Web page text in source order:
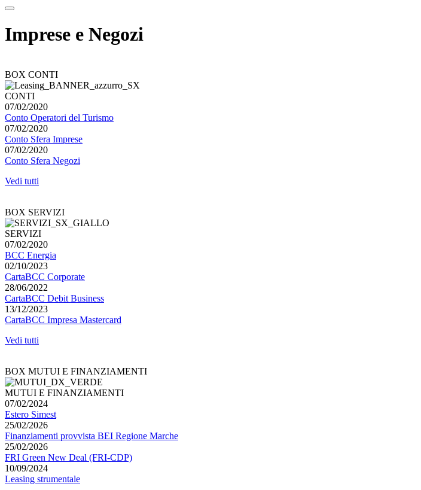
Imprese e Negozi
BOX CONTI
CONTI
07/02/2020
Conto Operatori del Turismo
07/02/2020
Conto Sfera Imprese
07/02/2020
Conto Sfera Negozi
Vedi tutti
BOX SERVIZI
SERVIZI
07/02/2020
BCC Energia
02/10/2023
CartaBCC Corporate
28/06/2022
CartaBCC Debit Business
13/12/2023
CartaBCC Impresa Mastercard
Vedi tutti
BOX MUTUI E FINANZIAMENTI
MUTUI E FINANZIAMENTI
07/02/2024
Estero Simest
25/02/2026
Finanziamenti provvista BEI Regione Marche
25/02/2026
FRI Green New Deal (FRI-CDP)
10/09/2024
Leasing strumentale